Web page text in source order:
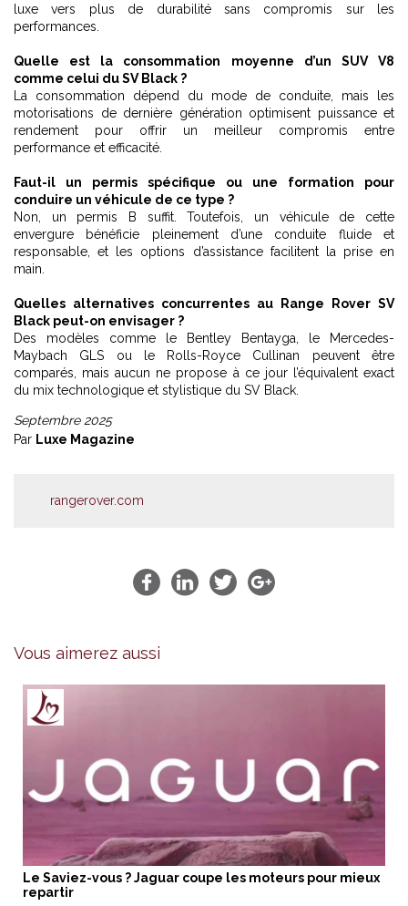
luxe vers plus de durabilité sans compromis sur les
performances.
Quelle est la consommation moyenne d’un SUV V8
comme celui du SV Black ?
La consommation dépend du mode de conduite, mais les
motorisations de dernière génération optimisent puissance et
rendement pour offrir un meilleur compromis entre
performance et efficacité.
Faut-il un permis spécifique ou une formation pour
conduire un véhicule de ce type ?
Non, un permis B suffit. Toutefois, un véhicule de cette
envergure bénéficie pleinement d’une conduite fluide et
responsable, et les options d’assistance facilitent la prise en
main.
Quelles alternatives concurrentes au Range Rover SV
Black peut-on envisager ?
Des modèles comme le Bentley Bentayga, le Mercedes-
Maybach GLS ou le Rolls-Royce Cullinan peuvent être
comparés, mais aucun ne propose à ce jour l’équivalent exact
du mix technologique et stylistique du SV Black.
Septembre 2025
Par Luxe Magazine
rangerover.com
Vous aimerez aussi
Le Saviez-vous ? Jaguar coupe les moteurs pour mieux
repartir